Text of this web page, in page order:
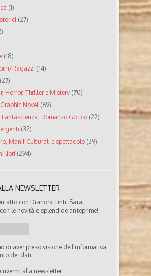
(1)
(27)
(18)
Ragazzi (14)
(27)
Horror, Thriller e Mistery (70)
Novel(69)
Fantascienza, Romanzo Gotico (22)
(32)
Manif Culturali e spettacolo (39)
libri (294)
NEWSLETTER
con Dianora Tinti. Sarai
le novità e splendide anteprime!
di aver preso visione dell'informativa
dei dati.
alla newsletter